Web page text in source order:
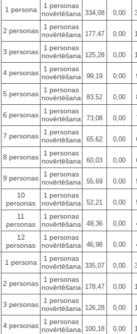
1 persona
1 personas
novērtēšana 334,08 0,00
2 personas
1 personas
novērtēšana
177,47 0,00
3 personas
1 personas
novērtēšana
125,28 0,00
4 personas
1 personas
novērtēšana
99,19 0,00
5 personas
1 personas
novērtēšana
83,52 0,00
6 personas
1 personas
novērtēšana
73,08 0,00
7 personas
1 personas
novērtēšana
65,62 0,00
8 personas
1 personas
novērtēšana
60,03 0,00
9 personas
1 personas
novērtēšana
55,69 0,00
10
personas
1 personas
novērtēšana
52,21 0,00
11
personas
1 personas
novērtēšana
49,36 0,00
12
personas
1 personas
novērtēšana
46,98 0,00
1 persona
1 personas
novērtēšana 335,07 0,00
2 personas
1 personas
novērtēšana
178,47 0,00
3 personas
1 personas
novērtēšana
126,28 0,00
4 personas
1 personas
novērtēšana
100,18 0,00